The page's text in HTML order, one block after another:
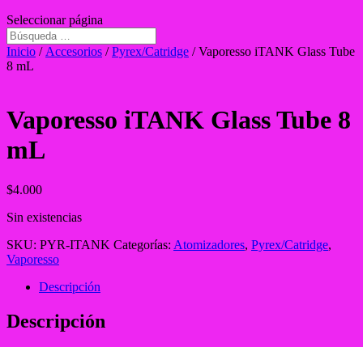
Seleccionar página
Inicio / Accesorios /Pyrex/Catridge / Vaporesso iTANK Glass Tube
8 mL
Vaporesso iTANK Glass Tube 8
mL
$4.000
Sin existencias
SKU: PYR-ITANK Categorías: Atomizadores, Pyrex/Catridge,
Vaporesso
Descripción
Descripción